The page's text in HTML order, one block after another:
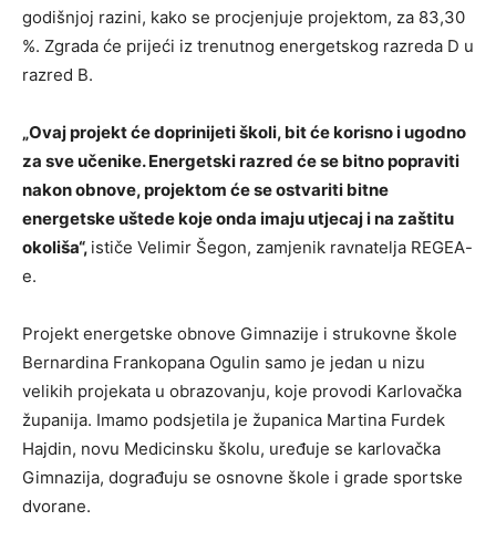
godišnjoj razini, kako se procjenjuje projektom, za 83,30
%. Zgrada će prijeći iz trenutnog energetskog razreda D u
razred B.
„Ovaj projekt će doprinijeti školi, bit će korisno i ugodno
za sve učenike. Energetski razred će se bitno popraviti
nakon obnove, projektom će se ostvariti bitne
energetske uštede koje onda imaju utjecaj i na zaštitu
okoliša“, ističe Velimir Šegon, zamjenik ravnatelja REGEA-
e.
Projekt energetske obnove Gimnazije i strukovne škole
Bernardina Frankopana Ogulin samo je jedan u nizu
velikih projekata u obrazovanju, koje provodi Karlovačka
županija. Imamo podsjetila je županica Martina Furdek
Hajdin, novu Medicinsku školu, uređuje se karlovačka
Gimnazija, dograđuju se osnovne škole i grade sportske
dvorane.